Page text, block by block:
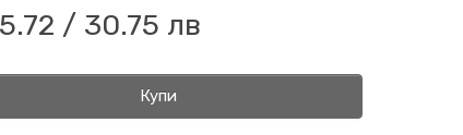
/ 30.75 лв
Купи